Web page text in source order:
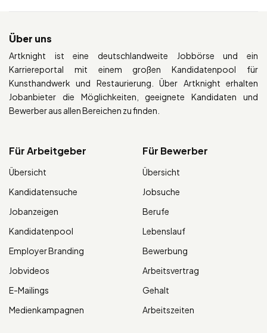
Über uns
Artknight ist eine deutschlandweite Jobbörse und ein
Karriereportal mit einem großen Kandidatenpool für
Kunsthandwerk und Restaurierung. Über Artknight erhalten
Jobanbieter die Möglichkeiten, geeignete Kandidaten und
Bewerber aus allen Bereichen zu finden.
Für Arbeitgeber
Übersicht
Kandidatensuche
Jobanzeigen
Kandidatenpool
Employer Branding
Jobvideos
E-Mailings
Medienkampagnen
Für Bewerber
Übersicht
Jobsuche
Berufe
Lebenslauf
Bewerbung
Arbeitsvertrag
Gehalt
Arbeitszeiten